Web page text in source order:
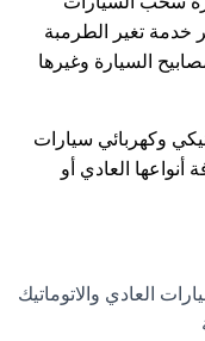
خدمة تغير الطرمبة
السيارة وغيرها
وكهربائي سيارات
العادي أو
العادي والاتوماتيك